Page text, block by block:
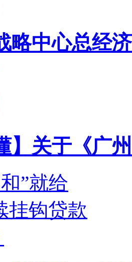
略中心总经
】关于《广